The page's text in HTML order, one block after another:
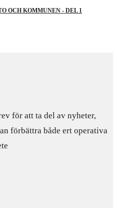
OCH KOMMUNEN - DEL 1
för att ta del av nyheter,
förbättra både ert operativa